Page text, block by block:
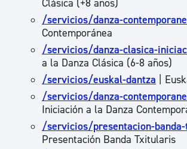
Clásica (+8 años)
/servicios/danza-
Contemporánea
/servicios/danza-clasica-
a la Danza Clásica (6-8 años)
/servicios/euskal-dantza |
/servicios/danza-
Iniciación a la Danza
/servicios/presentacion-
Presentación Banda Txitularis